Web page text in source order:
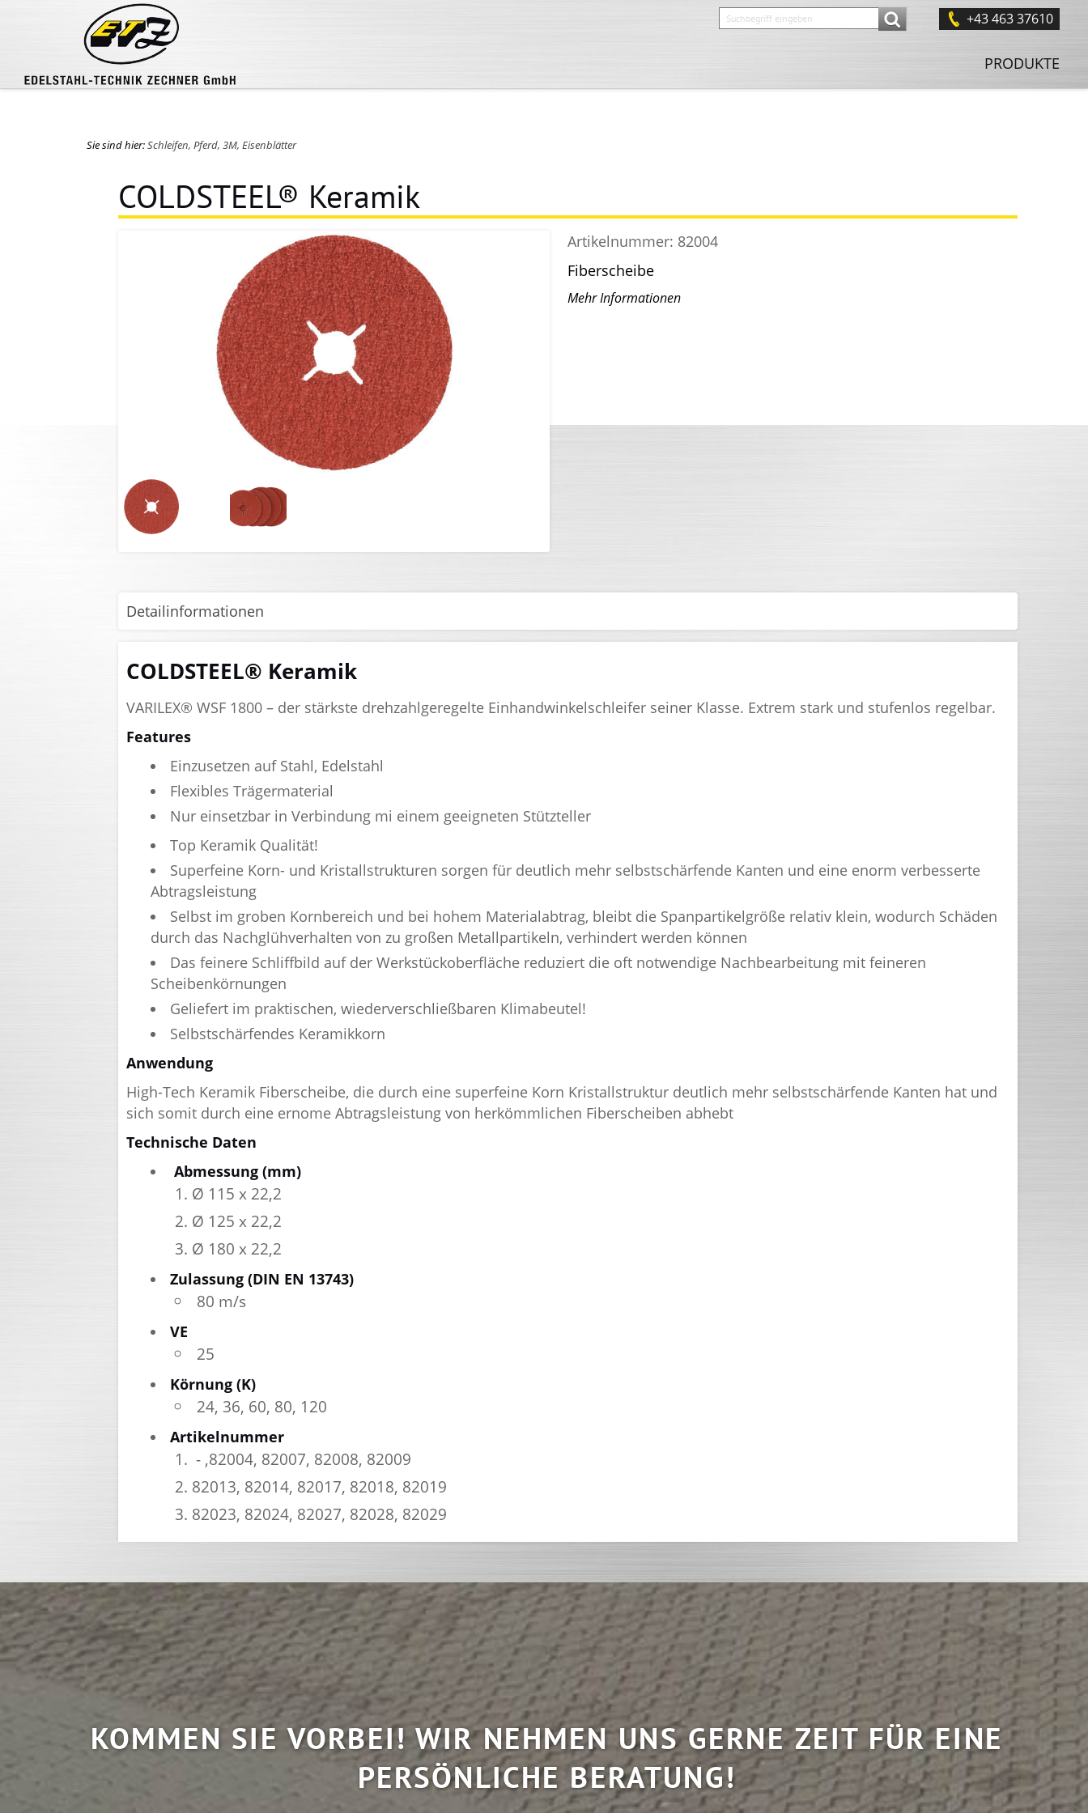
+43 463 37610
PRODUKTE
Sie sind hier:Schleifen, Pferd, 3M, Eisenblätter
COLDSTEEL® Keramik
Artikelnummer: 82004
Fiberscheibe
Mehr Informationen
Detailinformationen
COLDSTEEL® Keramik
VARILEX® WSF 1800 – der stärkste drehzahlgeregelte Einhandwinkelschleifer seiner Klasse. Extrem stark und stufenlos regelbar.
Features
Einzusetzen auf Stahl, Edelstahl
Flexibles Trägermaterial
Nur einsetzbar in Verbindung mi einem geeigneten Stützteller
Top Keramik Qualität!
Superfeine Korn- und Kristallstrukturen sorgen für deutlich mehr selbstschärfende Kanten und eine enorm verbesserte
Abtragsleistung
Selbst im groben Kornbereich und bei hohem Materialabtrag, bleibt die Spanpartikelgröße relativ klein, wodurch Schäden
durch das Nachglühverhalten von zu großen Metallpartikeln, verhindert werden können
Das feinere Schliffbild auf der Werkstückoberfläche reduziert die oft notwendige Nachbearbeitung mit feineren
Scheibenkörnungen
Geliefert im praktischen, wiederverschließbaren Klimabeutel!
Selbstschärfendes Keramikkorn
Anwendung
High-Tech Keramik Fiberscheibe, die durch eine superfeine Korn Kristallstruktur deutlich mehr selbstschärfende Kanten hat und
sich somit durch eine ernome Abtragsleistung von herkömmlichen Fiberscheiben abhebt
Technische Daten
Abmessung (mm)
Ø 115 x 22,2
Ø 125 x 22,2
Ø 180 x 22,2
Zulassung (DIN EN 13743)
80 m/s
VE
25
Körnung (K)
24, 36, 60, 80, 120
Artikelnummer
- ,82004, 82007, 82008, 82009
82013, 82014, 82017, 82018, 82019
82023, 82024, 82027, 82028, 82029
KOMMEN SIE VORBEI! WIR NEHMEN UNS GERNE ZEIT FÜR EINE
PERSÖNLICHE BERATUNG!